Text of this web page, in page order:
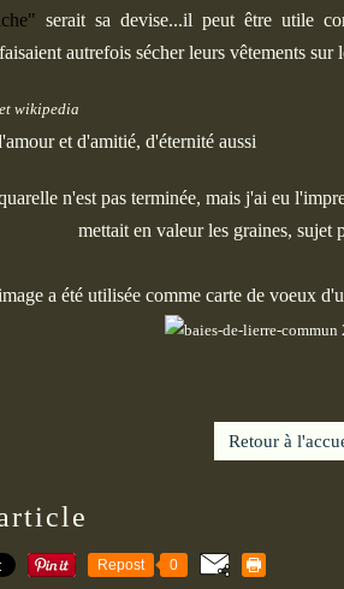
serait sa devise...il peut être utile
autrefois sécher leurs vêtements
wikipedia
et d'amitié, d'éternité aussi
n'est pas terminée, mais j'ai eu
mettait en valeur les graines, sujet
a été utilisée comme carte de voeux
Retour à
Repost 0